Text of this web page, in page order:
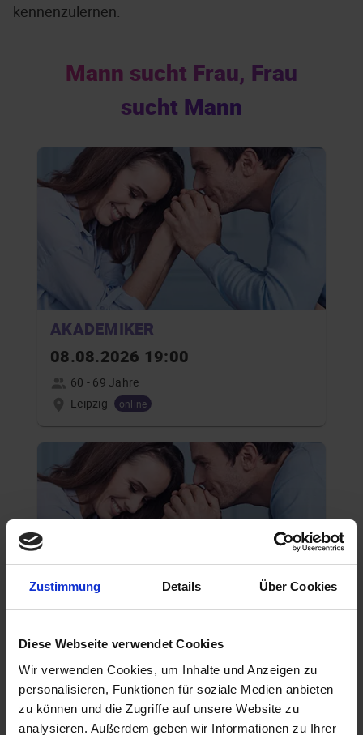
Zustimmung Details Über Cookies
Diese Webseite verwendet Cookies
Wir verwenden Cookies, um Inhalte und Anzeigen zu
personalisieren, Funktionen für soziale Medien anbieten
zu können und die Zugriffe auf unsere Website zu
analysieren. Außerdem geben wir Informationen zu Ihrer
kennenzulernen.
Mann sucht Frau, Frau
sucht Mann
AKADEMIKER
08.08.2026 19:00
60 - 69 Jahre
Leipzig
online
20.08.2026 17:00
60 - 69 Jahre
Leipzig
online